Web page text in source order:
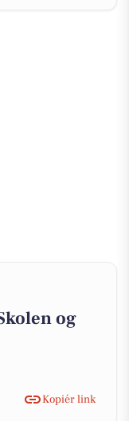
og
Kopiér link